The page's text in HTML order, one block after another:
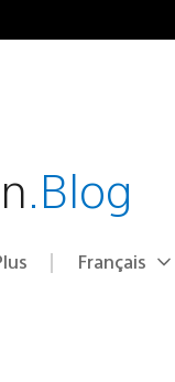
.Blog
Choisir
Région
Français